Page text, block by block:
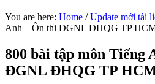
You are here: Home / Update mới tài
Anh – Ôn thi ĐGNL ĐHQG TP
800 bài tập môn Tiếng
ĐGNL ĐHQG TP